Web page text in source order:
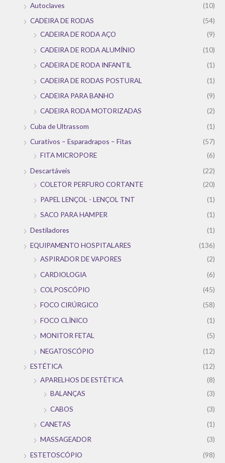
Autoclaves
(10)
CADEIRA DE RODAS
(54)
CADEIRA DE RODA AÇO
(9)
CADEIRA DE RODA ALUMÍNIO
(10)
CADEIRA DE RODA INFANTIL
(1)
CADEIRA DE RODAS POSTURAL
(1)
CADEIRA PARA BANHO
(9)
CADEIRA RODA MOTORIZADAS
(2)
Cuba de Ultrassom
(1)
Curativos – Esparadrapos – Fitas
(57)
FITA MICROPORE
(6)
Descartáveis
(22)
COLETOR PERFURO CORTANTE
(20)
PAPEL LENÇOL - LENÇOL TNT
(1)
SACO PARA HAMPER
(1)
Destiladores
(1)
EQUIPAMENTO HOSPITALARES
(136)
ASPIRADOR DE VAPORES
(2)
CARDIOLOGIA
(6)
COLPOSCÓPIO
(45)
FOCO CIRÚRGICO
(58)
FOCO CLÍNICO
(1)
MONITOR FETAL
(5)
NEGATOSCÓPIO
(12)
ESTÉTICA
(12)
APARELHOS DE ESTÉTICA
(8)
BALANÇAS
(3)
CABOS
(3)
CANETAS
(1)
MASSAGEADOR
(3)
ESTETOSCÓPIO
(98)